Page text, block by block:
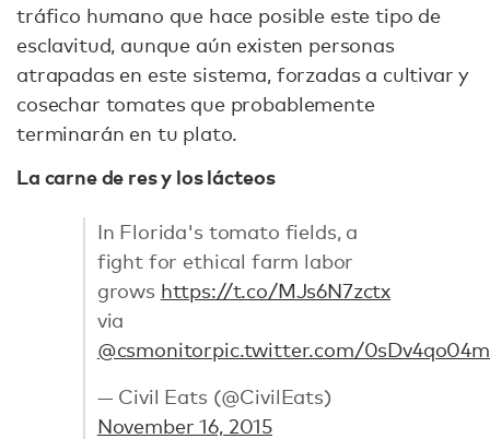
tráfico humano que hace posible este tipo de
esclavitud, aunque aún existen personas
atrapadas en este sistema, forzadas a cultivar y
cosechar tomates que probablemente
terminarán en tu plato.
La carne de res y los lácteos
In Florida's tomato fields, a
fight for ethical farm labor
grows https://t.co/MJs6N7zctx
via
@csmonitorpic.twitter.com/0sDv4qo04m
— Civil Eats (@CivilEats)
November 16, 2015